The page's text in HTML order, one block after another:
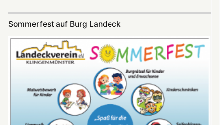
auf
Burg
Landeck
am
Juni
2026
ab
20:30
Sommerfest auf Burg Landeck